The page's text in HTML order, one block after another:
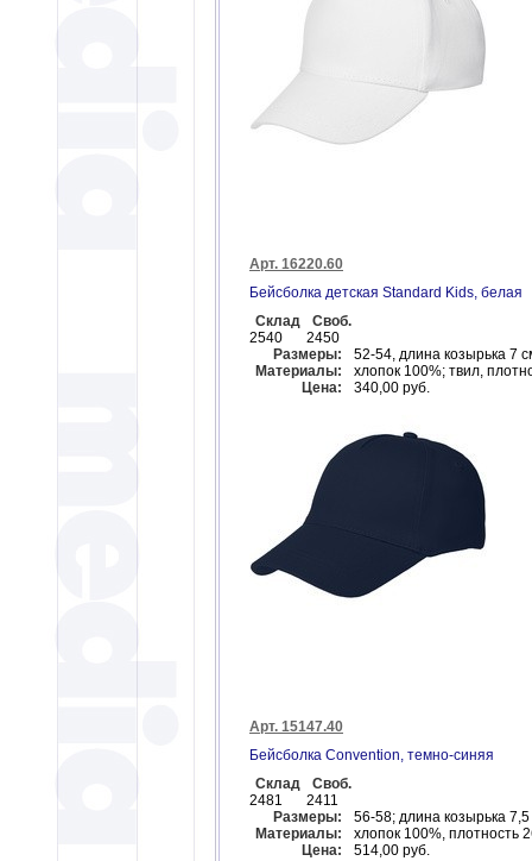
Арт. 16220.60
Бейсболка детская Standard Kids, белая
Склад
Своб.
2540
2450
Размеры:
52-54, длина козырька 7
Материалы:
хлопок 100%; твил,
Цена:
340,00 руб.
Арт. 15147.40
Бейсболка Convention, темно-синяя
Склад
Своб.
2481
2411
Размеры:
56-58; длина козырька
Материалы:
хлопок 100%, плотность
Цена:
514,00 руб.